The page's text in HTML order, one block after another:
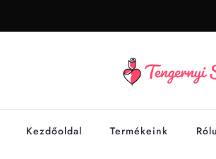
Kezdőoldal Termékeink